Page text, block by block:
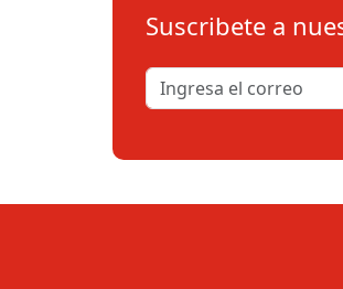
Suscribete a